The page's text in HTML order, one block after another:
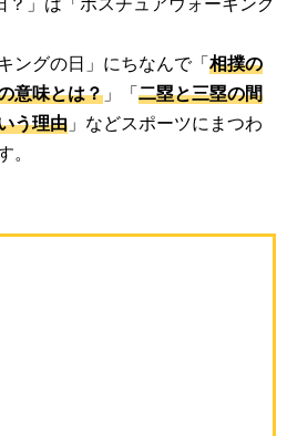
ングの日」にちなんで「相撲の
意味とは？ 」「二塁と三塁の間
う理由 」などスポーツにまつわ
。